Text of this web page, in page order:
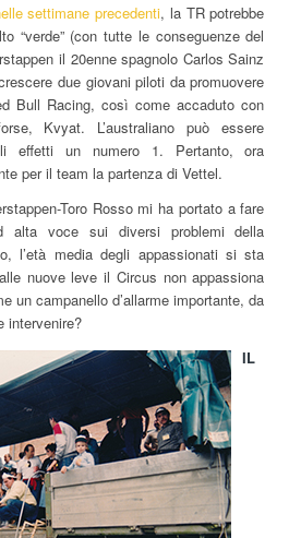
settimane precedenti, la TR potrebbe
“verde” (con tutte le conseguenze del
il 20enne spagnolo Carlos Sainz
due giovani piloti da promuovere
Bull Racing, così come accaduto con
Kvyat. L’australiano può essere
effetti un numero 1. Pertanto, ora
per il team la partenza di Vettel.
Toro Rosso mi ha portato a fare
alta voce sui diversi problemi della
l’età media degli appassionati si sta
nuove leve il Circus non appassiona
un campanello d’allarme importante, da
intervenire?
IL